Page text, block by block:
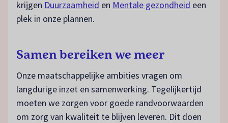
krijgen Duurzaamheid en Mentale gezondheid een
plek in onze plannen.
Samen bereiken we meer
Onze maatschappelijke ambities vragen om
langdurige inzet en samenwerking. Tegelijkertijd
moeten we zorgen voor goede randvoorwaarden
om zorg van kwaliteit te blijven leveren. Dit doen